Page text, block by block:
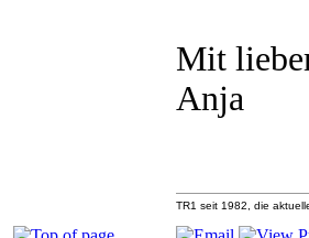
Mit
Anja
TR1 seit 1982, die